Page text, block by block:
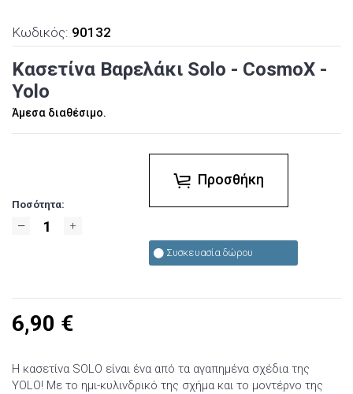
Κωδικός: 90132
Κασετίνα Βαρελάκι Solo - CosmoX -
Yolo
Άμεσα διαθέσιμο.
Ποσότητα:
Προσθήκη
Συσκευασία δώρου
6,90 €
Η κασετίνα SOLO είναι ένα από τα αγαπημένα σχέδια της
YOLO! Με το ημι-κυλινδρικό της σχήμα και το μοντέρνο της